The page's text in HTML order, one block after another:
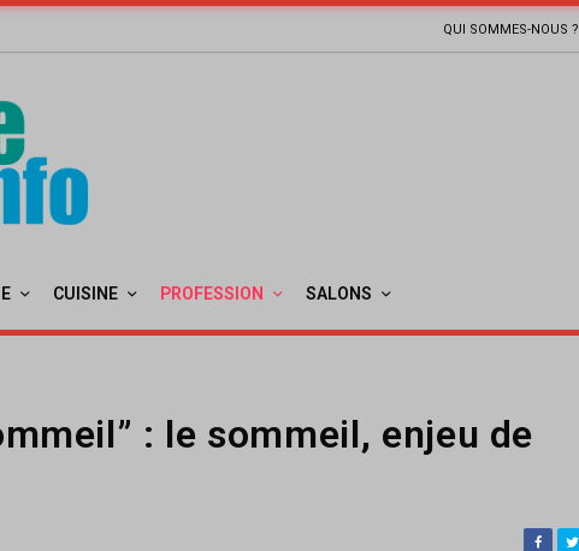
QUI SOMMES-NOUS ?
CUISINE PROFESSION SALONS
: le sommeil, enjeu de